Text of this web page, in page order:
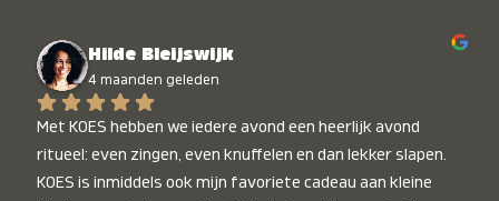
Hilde Bleijswijk
4 maanden geleden
Met KOES hebben we iedere avond een heerlijk avond
ritueel: even zingen, even knuffelen en dan lekker slapen.
KOES is inmiddels ook mijn favoriete cadeau aan kleine